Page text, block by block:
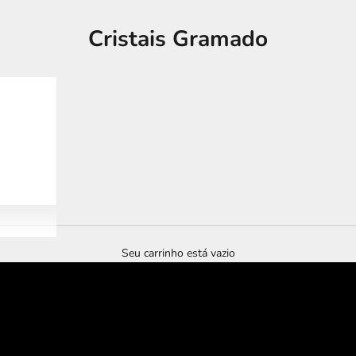
Cristais Gramado
Seu carrinho está vazio
tour imersivo